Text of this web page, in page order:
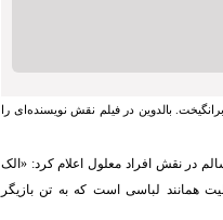
بالدوین در فیلم نقش نویسنده‌ای را
در نقش افراد معلول اعلام کرد: «الک
همانند لباسی است که به تن بازیگر